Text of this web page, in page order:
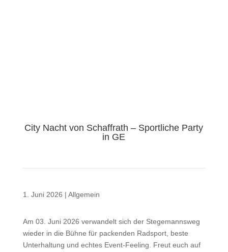
City Nacht von Schaffrath – Sportliche Party
in GE
1. Juni 2026 | Allgemein
Am 03. Juni 2026 verwandelt sich der Stegemannsweg
wieder in die Bühne für packenden Radsport, beste
Unterhaltung und echtes Event-Feeling. Freut euch auf